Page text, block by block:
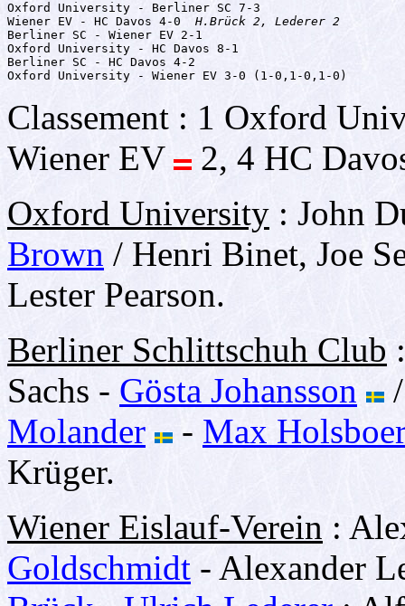
Oxford University - Berliner SC 7-3
Wiener EV - HC Davos 4-0 H.Brück 2, Lederer 2
Berliner SC - Wiener EV 2-1
Oxford University - HC Davos 8-1
Berliner SC - HC Davos 4-2
Oxford University - Wiener EV 3-0 (1-0,1-0,1-0)
Classement : 1 Oxford
Wiener EV
2, 4 HC
Oxford University : John
Brown / Henri Binet, Joe
Lester Pearson.
Berliner Schlittschuh Club
Sachs - Gösta Johansson
Molander
- Max
Krüger.
Wiener Eislauf-Verein :
Goldschmidt - Alexander